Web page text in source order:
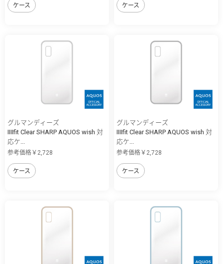
ケース ケース
グルマンディーズ
IIIIfit Clear SHARP AQUOS wish 対
応ケ...
参考価格￥2,728
ケース
グルマンディーズ
IIIIfit Clear SHARP AQUOS wish 対
応ケ...
参考価格￥2,728
ケース